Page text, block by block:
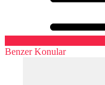
Benzer Konular